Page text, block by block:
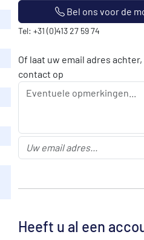
Bel ons voor de
Tel: +31 (0)413 27 59 74
Of laat uw email adres
contact op
Heeft u al een